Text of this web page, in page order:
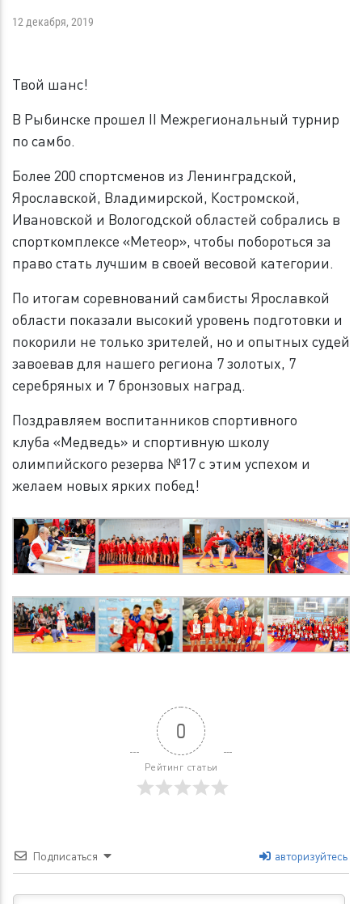
12 декабря, 2019
Твой шанс!
В Рыбинске прошел II Межрегиональный турнир
по самбо.
Более 200 спортсменов из Ленинградской,
Ярославской, Владимирской, Костромской,
Ивановской и Вологодской областей собрались в
спорткомплексе «Метеор», чтобы побороться за
право стать лучшим в своей весовой категории.
По итогам соревнований самбисты Ярославкой
области показали высокий уровень подготовки и
покорили не только зрителей, но и опытных судей
завоевав для нашего региона 7 золотых, 7
серебряных и 7 бронзовых наград.
Поздравляем воспитанников спортивного
клуба «Медведь» и спортивную школу
олимпийского резерва №17 с этим успехом и
желаем новых ярких побед!
0
Рейтинг статьи
Подписаться авторизуйтесь